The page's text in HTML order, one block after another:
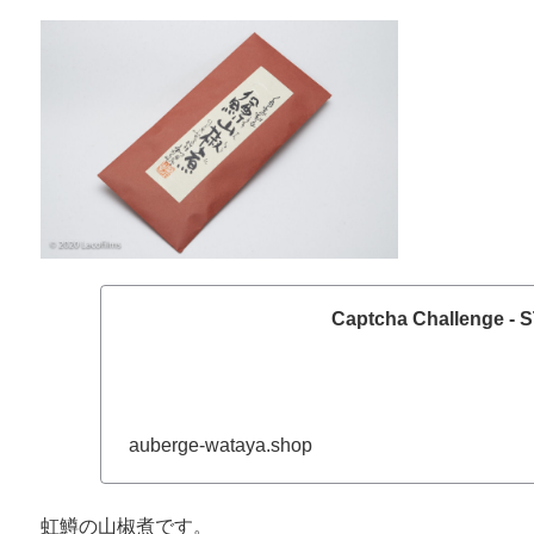
Captcha Challenge -
auberge-wataya.shop
虹鱒の山椒煮です。